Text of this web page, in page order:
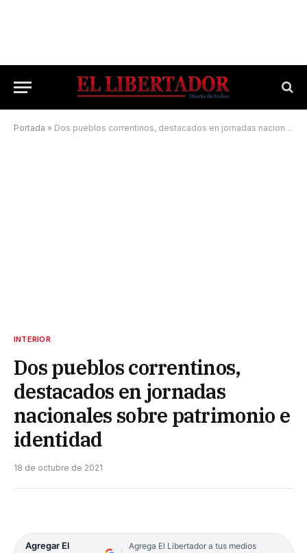
Portada » Dos pueblos correntinos, destacados en jornadas nacionales sobre patrimonio e identidad
INTERIOR
Dos pueblos correntinos,
destacados en jornadas
nacionales sobre patrimonio e
identidad
18 de octubre de 2021
Agregar El
Agrega El Libertador a tus medios